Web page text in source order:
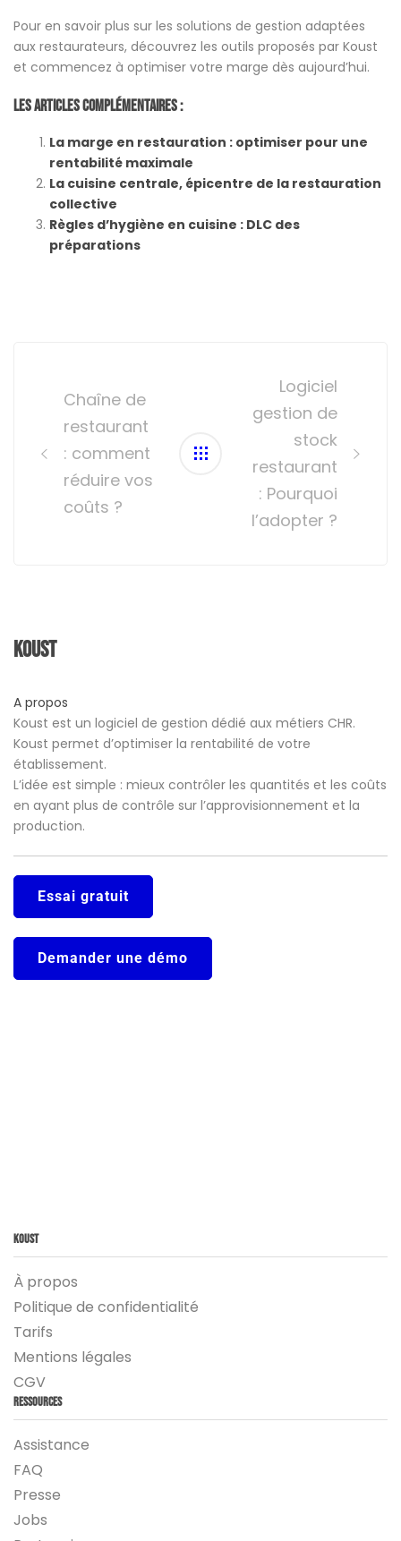
Pour en savoir plus sur les solutions de gestion adaptées
aux restaurateurs, découvrez les outils proposés par Koust
et commencez à optimiser votre marge dès aujourd’hui. ​
Les Articles Complémentaires :
La marge en restauration : optimiser pour une
rentabilité maximale
La cuisine centrale, épicentre de la restauration
collective
Règles d’hygiène en cuisine : DLC des
préparations
Chaîne de
restaurant
: comment
réduire vos
coûts ?
Logiciel
gestion de
stock
restaurant
: Pourquoi
l’adopter ?
Koust
A propos
Koust est un logiciel de gestion dédié aux métiers CHR.
Koust permet d’optimiser la rentabilité de votre
établissement.
L’idée est simple : mieux contrôler les quantités et les coûts
en ayant plus de contrôle sur l’approvisionnement et la
production.
Essai gratuit
Demander une démo
Koust
À propos
Politique de confidentialité
Tarifs
Mentions légales
CGV
Ressources
Assistance
FAQ
Presse
Jobs